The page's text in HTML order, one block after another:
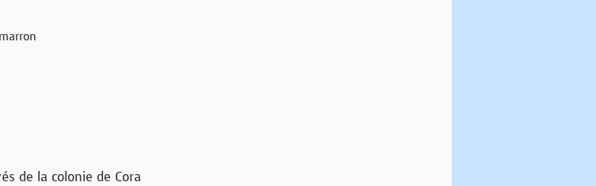
de la colonie de Cora